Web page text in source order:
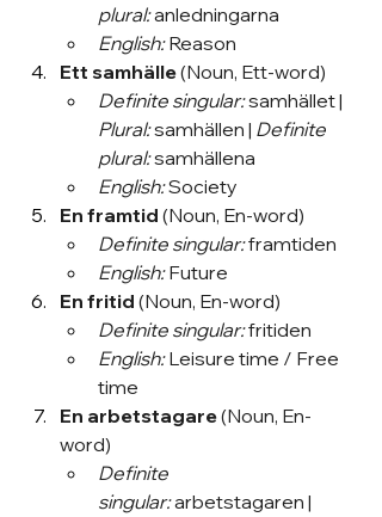
plural: anledningarna
English: Reason
Ett samhälle (Noun, Ett-word)
Definite singular: samhället |
Plural: samhällen | Definite
plural: samhällena
English: Society
En framtid (Noun, En-word)
Definite singular: framtiden
English: Future
En fritid (Noun, En-word)
Definite singular: fritiden
English: Leisure time / Free
time
En arbetstagare (Noun, En-
word)
Definite
singular: arbetstagaren |